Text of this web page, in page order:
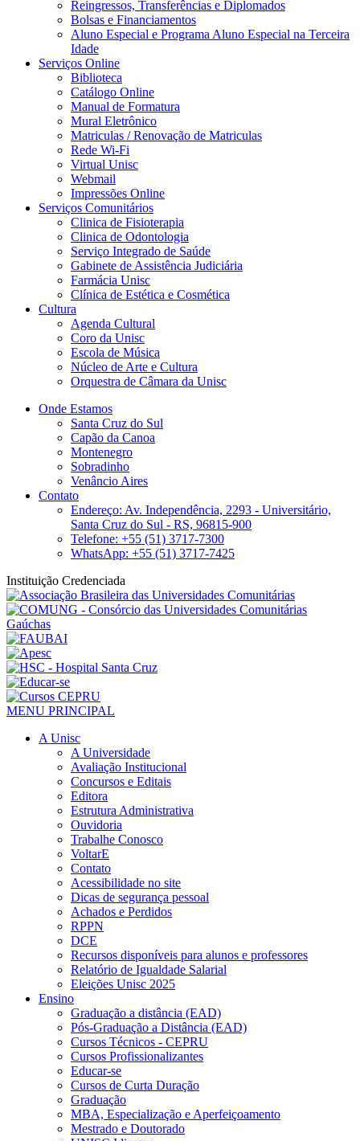
Reingressos, Transferências e Diplomados
Bolsas e Financiamentos
Aluno Especial e Programa Aluno Especial na Terceira
Idade
Serviços Online
Biblioteca
Catálogo Online
Manual de Formatura
Mural Eletrônico
Matriculas / Renovação de Matriculas
Rede Wi-Fi
Virtual Unisc
Webmail
Impressões Online
Serviços Comunitários
Clinica de Fisioterapia
Clinica de Odontologia
Serviço Integrado de Saúde
Gabinete de Assistência Judiciária
Farmácia Unisc
Clínica de Estética e Cosmética
Cultura
Agenda Cultural
Coro da Unisc
Escola de Música
Núcleo de Arte e Cultura
Orquestra de Câmara da Unisc
Onde Estamos
Santa Cruz do Sul
Capão da Canoa
Montenegro
Sobradinho
Venâncio Aires
Contato
Endereço: Av. Independência, 2293 - Universitário,
Santa Cruz do Sul - RS, 96815-900
Telefone: +55 (51) 3717-7300
WhatsApp: +55 (51) 3717-7425
Instituição Credenciada
MENU PRINCIPAL
A Unisc
A Universidade
Avaliação Institucional
Concursos e Editais
Editora
Estrutura Administrativa
Ouvidoria
Trabalhe Conosco
VoltarE
Contato
Acessibilidade no site
Dicas de segurança pessoal
Achados e Perdidos
RPPN
DCE
Recursos disponíveis para alunos e professores
Relatório de Igualdade Salarial
Eleições Unisc 2025
Ensino
Graduação a distância (EAD)
Pós-Graduação a Distância (EAD)
Cursos Técnicos - CEPRU
Cursos Profissionalizantes
Educar-se
Cursos de Curta Duração
Graduação
MBA, Especialização e Aperfeiçoamento
Mestrado e Doutorado